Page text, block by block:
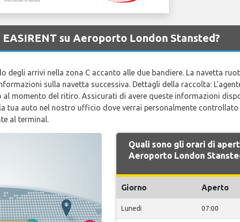
su Aeroporto London Stansted?
degli arrivi nella zona C accanto alle due bandiere. La navetta
sulla navetta successiva. Dettagli della raccolta:
momento del ritiro. Assicurati di avere queste informazioni
tua auto nel nostro ufficio dove verrai personalmente
al terminal.
Quali sono gli orari di
Aeroporto London
Giorno Aperto
Lunedi 07:00